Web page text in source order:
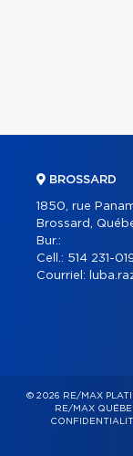
BROSSARD
1850, rue
Brossard,
Bur.:
Cell.: 514 231-
Courriel:
© 2026 RE/MAX
RE/MAX